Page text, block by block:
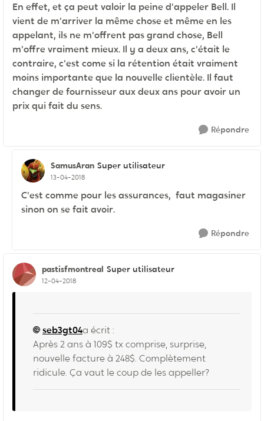
En effet, et ça peut valoir la peine d'appeler Bell. Il
vient de m'arriver la même chose et même en les
appelant, ils ne m'offrent pas grand chose, Bell
m'offre vraiment mieux. Il y a deux ans, c'était le
contraire, c'est come si la rétention était vraiment
moins importante que la nouvelle clientèle. Il faut
changer de fournisseur aux deux ans pour avoir un
prix qui fait du sens.
Répondre
SamusAran Super utilisateur
13-04-2018
C'est comme pour les assurances, faut magasiner
sinon on se fait avoir.
Répondre
pastisfmontreal Super utilisateur
12-04-2018
seb3gt04a écrit :
Après 2 ans à 109$ tx comprise, surprise,
nouvelle facture à 248$. Complètement
ridicule. Ça vaut le coup de les appeller?